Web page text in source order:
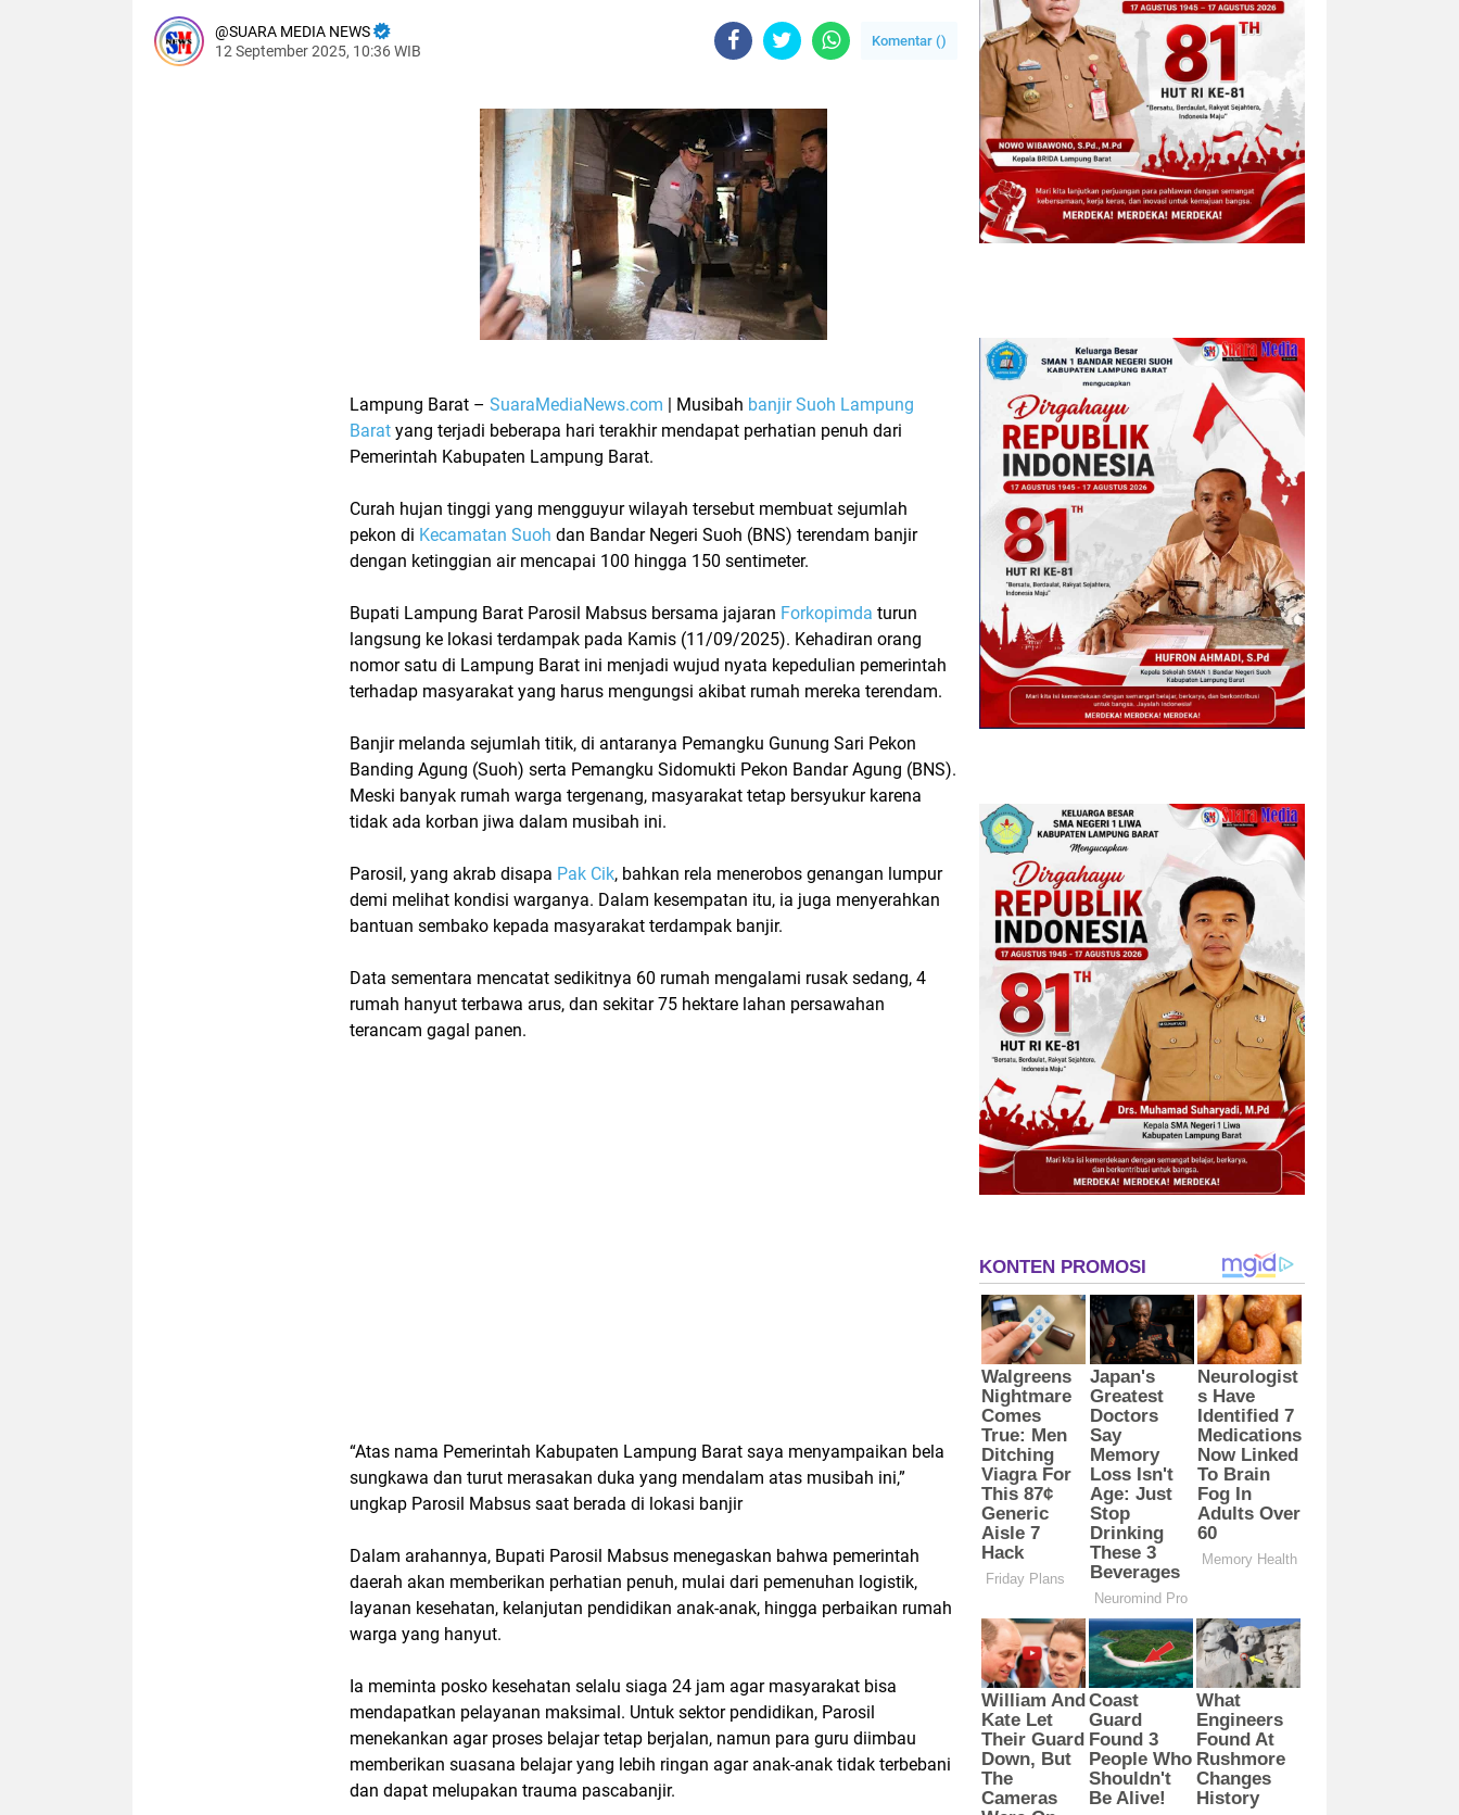
SUARA MEDIA NEWS
12 September 2025, 10:36 WIB
Komentar ()
Lampung Barat – SuaraMediaNews.com | Musibah banjir Suoh Lampung
Barat yang terjadi beberapa hari terakhir mendapat perhatian penuh dari
Pemerintah Kabupaten Lampung Barat.
Curah hujan tinggi yang mengguyur wilayah tersebut membuat sejumlah
pekon di Kecamatan Suoh dan Bandar Negeri Suoh (BNS) terendam banjir
dengan ketinggian air mencapai 100 hingga 150 sentimeter.
Bupati Lampung Barat Parosil Mabsus bersama jajaran Forkopimda turun
langsung ke lokasi terdampak pada Kamis (11/09/2025). Kehadiran orang
nomor satu di Lampung Barat ini menjadi wujud nyata kepedulian pemerintah
terhadap masyarakat yang harus mengungsi akibat rumah mereka terendam.
Banjir melanda sejumlah titik, di antaranya Pemangku Gunung Sari Pekon
Banding Agung (Suoh) serta Pemangku Sidomukti Pekon Bandar Agung (BNS).
Meski banyak rumah warga tergenang, masyarakat tetap bersyukur karena
tidak ada korban jiwa dalam musibah ini.
Parosil, yang akrab disapa Pak Cik, bahkan rela menerobos genangan lumpur
demi melihat kondisi warganya. Dalam kesempatan itu, ia juga menyerahkan
bantuan sembako kepada masyarakat terdampak banjir.
Data sementara mencatat sedikitnya 60 rumah mengalami rusak sedang, 4
rumah hanyut terbawa arus, dan sekitar 75 hektare lahan persawahan
terancam gagal panen.
“Atas nama Pemerintah Kabupaten Lampung Barat saya menyampaikan bela
sungkawa dan turut merasakan duka yang mendalam atas musibah ini,”
ungkap Parosil Mabsus saat berada di lokasi banjir
Dalam arahannya, Bupati Parosil Mabsus menegaskan bahwa pemerintah
daerah akan memberikan perhatian penuh, mulai dari pemenuhan logistik,
layanan kesehatan, kelanjutan pendidikan anak-anak, hingga perbaikan rumah
warga yang hanyut.
Ia meminta posko kesehatan selalu siaga 24 jam agar masyarakat bisa
mendapatkan pelayanan maksimal. Untuk sektor pendidikan, Parosil
menekankan agar proses belajar tetap berjalan, namun para guru diimbau
memberikan suasana belajar yang lebih ringan agar anak-anak tidak terbebani
dan dapat melupakan trauma pascabanjir.